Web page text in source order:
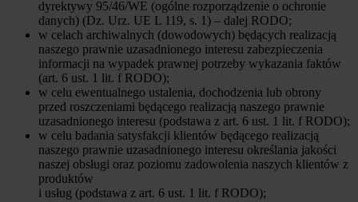
dyrektywy 95/46/WE (ogólne rozporządzenie o ochronie
danych) (Dz. Urz. UE L 119, s. 1) – dalej RODO;
w celach archiwalnych (dowodowych) będących realizacją
naszego prawnie uzasadnionego interesu zabezpieczenia
informacji na wypadek prawnej potrzeby wykazania faktów
(art. 6 ust. 1 lit. f RODO);
w celu ewentualnego ustalenia, dochodzenia lub obrony
przed roszczeniami będącego realizacją naszego prawnie
uzasadnionego interesu (podstawa z art. 6 ust. 1 lit. f RODO);
w celu badania satysfakcji klientów będącego realizacją
naszego prawnie uzasadnionego interesu określania jakości
naszej obsługi oraz poziomu zadowolenia naszych klientów z
produktów
i usług (podstawa z art. 6 ust. 1 lit. f RODO);